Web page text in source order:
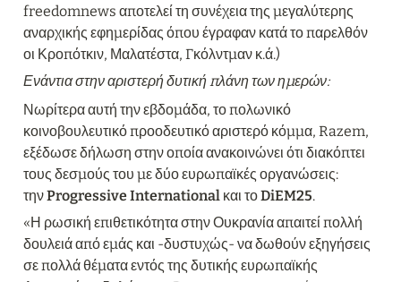
freedomnews αποτελεί τη συνέχεια της μεγαλύτερης
αναρχικής εφημερίδας όπου έγραφαν κατά το παρελθόν
οι Κροπότκιν, Μαλατέστα, Γκόλντμαν κ.ά.)
Ενάντια στην αριστερή δυτική πλάνη των ημερών:
Νωρίτερα αυτή την εβδομάδα, το πολωνικό
κοινοβουλευτικό προοδευτικό αριστερό κόμμα, Razem,
εξέδωσε δήλωση στην οποία ανακοινώνει ότι διακόπτει
τους δεσμούς του με δύο ευρωπαϊκές οργανώσεις:
την Progressive International και το DiEM25.
«Η ρωσική επιθετικότητα στην Ουκρανία απαιτεί πολλή
δουλειά από εμάς και -δυστυχώς- να δωθούν εξηγήσεις
σε πολλά θέματα εντός της δυτικής ευρωπαϊκής